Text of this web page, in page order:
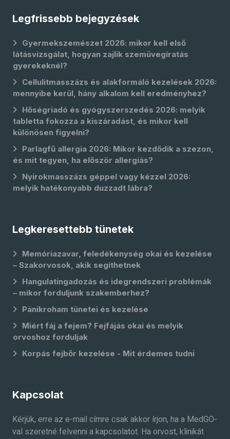
Legfrissebb bejegyzések
Gyermekszemészet 2026: mikor kell első
látásvizsgálat, hogyan zajlik szemüvegíratás
gyerekeknél?
Cellulitmasszázs és alakformáló kezelések 2026:
mennyibe kerül, hány alkalom kell eredményhez?
Hőségriadó és gyógyszerszedés 2026: melyik
tabletta fokozza a kiszáradást, és mikor kell
különösen figyelni?
Parlagfű allergia 2026: Mikor kezdődik a szezon,
és mit tegyen, ha először allergiás?
Nyirokmasszázs géppel vagy kézzel 2026:
melyik hatékonyabb duzzadt lábra?
Legkeresettebb tünetek
Memóriazavar, feledékenység okai és kezelése
– Szakorvosok, akik segíthetnek
Hangulatingadozás és idegrendszeri problémák
– mikor forduljunk szakemberhez?
Pánikroham tünetei és kezelése
Miért fáj a fejem? Fejfájás okai és melyik
orvoshoz forduljak
Korpás fejbőr kezelése - Mit érdemes tudni
Kapcsolat
Kérjük, erre az e-mail címre csak akkor írjon, ha a MedGO-
val szeretné felvenni a kapcsolatot. Ha orvost, klinikát